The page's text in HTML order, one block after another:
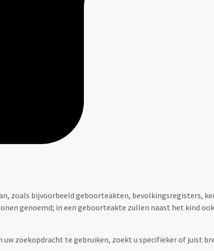
zoals bijvoorbeeld geboorteakten, bevolkingsregisters,
genoemd; in een geboorteakte zullen naast het kind
uw zoekopdracht te gebruiken, zoekt u specifieker of juist